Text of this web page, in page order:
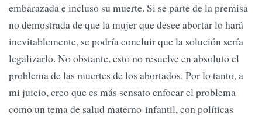
embarazada e incluso su muerte. Si se parte de la premisa
no demostrada de que la mujer que desee abortar lo hará
inevitablemente, se podría concluir que la solución sería
legalizarlo. No obstante, esto no resuelve en absoluto el
problema de las muertes de los abortados. Por lo tanto, a
mi juicio, creo que es más sensato enfocar el problema
como un tema de salud materno-infantil, con políticas